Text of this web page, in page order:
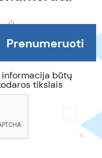
informacija būtų
tikslais